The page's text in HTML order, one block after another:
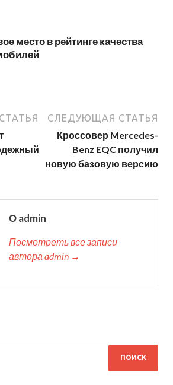
место в рейтинге качества
СЛЕДУЮЩАЯ СТАТЬЯ
Кроссовер Mercedes-
Benz EQC получил
новую базовую версию
О admin
Посмотреть все записи
автора admin →